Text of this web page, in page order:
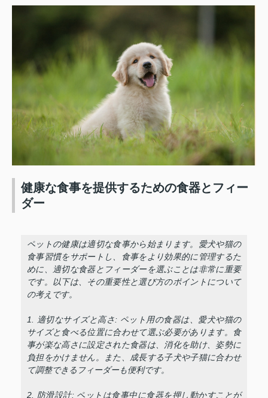
健康な食事を提供するための食器とフィー
ダー
ペットの健康は適切な食事から始まります。愛犬や猫の
食事習慣をサポートし、食事をより効果的に管理するた
めに、適切な食器とフィーダーを選ぶことは非常に重要
です。以下は、その重要性と選び方のポイントについて
の考えです。
1. 適切なサイズと高さ: ペット用の食器は、愛犬や猫の
サイズと食べる位置に合わせて選ぶ必要があります。食
事が楽な高さに設定された食器は、消化を助け、姿勢に
負担をかけません。また、成長する子犬や子猫に合わせ
て調整できるフィーダーも便利です。
2. 防滑設計: ペットは食事中に食器を押し動かすことが